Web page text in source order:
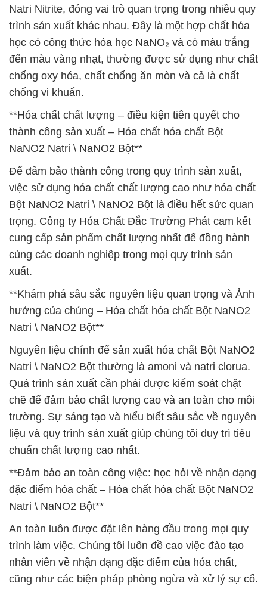
Natri Nitrite, đóng vai trò quan trọng trong nhiều quy
trình sản xuất khác nhau. Đây là một hợp chất hóa
học có công thức hóa học NaNO₂ và có màu trắng
đến màu vàng nhạt, thường được sử dụng như chất
chống oxy hóa, chất chống ăn mòn và cả là chất
chống vi khuẩn.
**Hóa chất chất lượng – điều kiện tiên quyết cho
thành công sản xuất – Hóa chất hóa chất Bột
NaNO2 Natri \ NaNO2 Bột**
Để đảm bảo thành công trong quy trình sản xuất,
việc sử dụng hóa chất chất lượng cao như hóa chất
Bột NaNO2 Natri \ NaNO2 Bột là điều hết sức quan
trọng. Công ty Hóa Chất Đắc Trường Phát cam kết
cung cấp sản phẩm chất lượng nhất để đồng hành
cùng các doanh nghiệp trong mọi quy trình sản
xuất.
**Khám phá sâu sắc nguyên liệu quan trọng và Ảnh
hưởng của chúng – Hóa chất hóa chất Bột NaNO2
Natri \ NaNO2 Bột**
Nguyên liệu chính để sản xuất hóa chất Bột NaNO2
Natri \ NaNO2 Bột thường là amoni và natri clorua.
Quá trình sản xuất cần phải được kiểm soát chặt
chẽ để đảm bảo chất lượng cao và an toàn cho môi
trường. Sự sáng tạo và hiểu biết sâu sắc về nguyên
liệu và quy trình sản xuất giúp chúng tôi duy trì tiêu
chuẩn chất lượng cao nhất.
**Đảm bảo an toàn công việc: học hỏi về nhận dạng
đặc điểm hóa chất – Hóa chất hóa chất Bột NaNO2
Natri \ NaNO2 Bột**
An toàn luôn được đặt lên hàng đầu trong mọi quy
trình làm việc. Chúng tôi luôn đề cao việc đào tạo
nhân viên về nhận dạng đặc điểm của hóa chất,
cũng như các biện pháp phòng ngừa và xử lý sự cố.